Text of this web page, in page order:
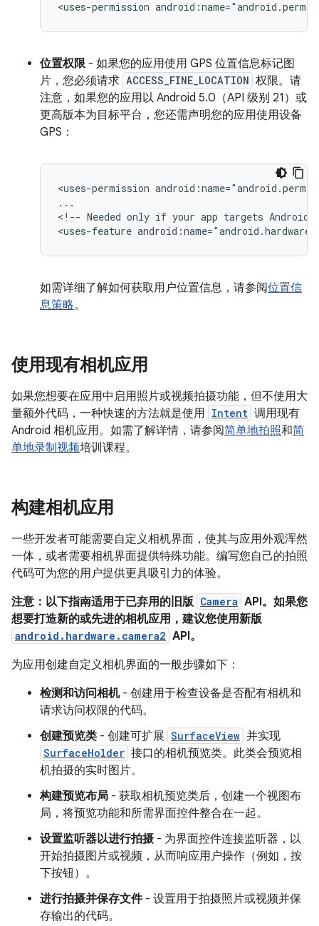
<uses-permission
位置权限- 如果您的应用使用 GPS 位置信息标记图
片，您必须请求 ACCESS_FINE_LOCATION 权限。请
注意，如果您的应用以 Android 5.0（API 级别 21）或
更高版本为目标平台，您还需声明您的应用使用设备
GPS：
<uses-permission
...
<!-- Needed only if your app targets Android
<uses-feature
如需详细了解如何获取用户位置信息，请参阅位置信
息策略。
使用现有相机应用
如果您想要在应用中启用照片或视频拍摄功能，但不使用大
量额外代码，一种快速的方法就是使用 Intent 调用现有
Android 相机应用。如需了解详情，请参阅简单地拍照和简
单地录制视频培训课程。
构建相机应用
一些开发者可能需要自定义相机界面，使其与应用外观浑然
一体，或者需要相机界面提供特殊功能。编写您自己的拍照
代码可为您的用户提供更具吸引力的体验。
注意：以下指南适用于已弃用的旧版 Camera API。如果您
想要打造新的或先进的相机应用，建议您使用新版
android.hardware.camera2 API。
为应用创建自定义相机界面的一般步骤如下：
检测和访问相机- 创建用于检查设备是否配有相机和
请求访问权限的代码。
创建预览类 - 创建可扩展 SurfaceView 并实现
SurfaceHolder 接口的相机预览类。此类会预览相
机拍摄的实时图片。
构建预览布局 - 获取相机预览类后，创建一个视图布
局，将预览功能和所需界面控件整合在一起。
设置监听器以进行拍摄 - 为界面控件连接监听器，以
开始拍摄图片或视频，从而响应用户操作（例如，按
下按钮）。
进行拍摄并保存文件- 设置用于拍摄照片或视频并保
存输出的代码。